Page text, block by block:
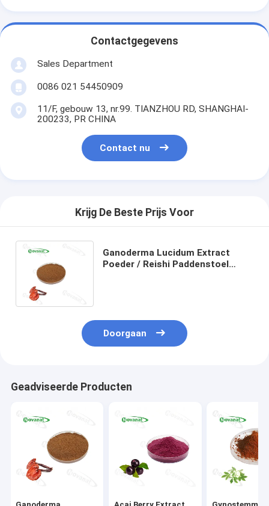
Contactgegevens
Sales Department
0086 021 54450909
11/F, gebouw 13, nr.99. TIANZHOU RD, SHANGHAI-
200233, PR CHINA
Contact nu
Krijg De Beste Prijs Voor
Ganoderma Lucidum Extract
Poeder / Reishi Paddenstoel
Doorgaan
Geadviseerde Producten